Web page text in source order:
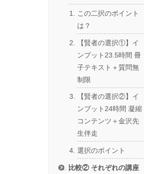
この二択のポイント
は？
【賢者の選択①】イ
ンプット23.5時間 冊
子テキスト＋質問無
制限
【賢者の選択②】イ
ンプット24時間 凝縮
コンテンツ＋金沢先
生伴走
選択のポイント
比較② それぞれの講座